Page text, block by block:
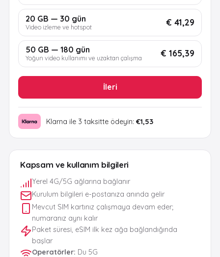
Kapsam ve kullanım bilgileri
Yerel 4G/5G ağlarına bağlanır
Kurulum bilgileri e-postanıza anında gelir
Mevcut SIM kartınız çalışmaya devam eder;
numaranız aynı kalır
Paket süresi, eSIM ilk kez ağa bağlandığında
başlar
Operatörler: Du 5G
20 GB — 30 gün
Video izleme ve hotspot € 41,29
50 GB — 180 gün
Yoğun video kullanımı ve uzaktan çalışma € 165,39
İleri
Klarna ile 3 taksitte ödeyin: €1,53